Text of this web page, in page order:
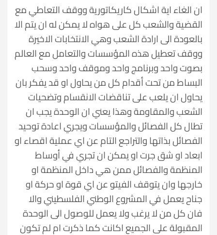
ان الغاء اية اشكال كاريكاتورية ووقف التعاطي مع
القضية والشعب كل على هواه لا يمكن له ان يتم الا
بالعودة الى ارادة الشعب وهي الانتخابات الاخيرة
ووقف تعطيل هذه المؤسسات والتعامل مع العالم
بصوت واحد وبرنامج واحد وموقف واحد وسحب
البساط من تحت أقدام كل من يحاول او قد يفكر بان
يحاول ان يلعب على تناقضات الانقسام وتضحيات
الشعب والمقاومة وهذا يعني ان الوحدة يجب ان
تطال كل الفصائل والمؤسسات ويجري اعادة توحيد
الفصائل بذاتها والتراجع التام عن اي عملية اقصاء او
ابعاد او شق جرت او يمكن ان تجري في أوساط
المنظمة والفصائل ممن هي داخل المنظمة او
خارجها وان يتوقف الفيتو عن اي قوة او حركة او
جناح يعمل في المشروع الوطني الفلسطيني والا
فان كل من لا يرغب ولا يعمل للوصول الى الوحدة
المقبولة على الجميع اكانت كما ذكرت ام لم تكون